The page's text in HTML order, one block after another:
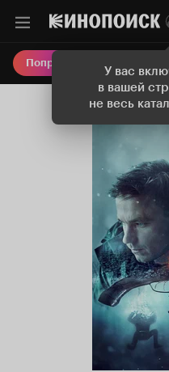
У вас
в вашей
не весь
Попробовать Плюс